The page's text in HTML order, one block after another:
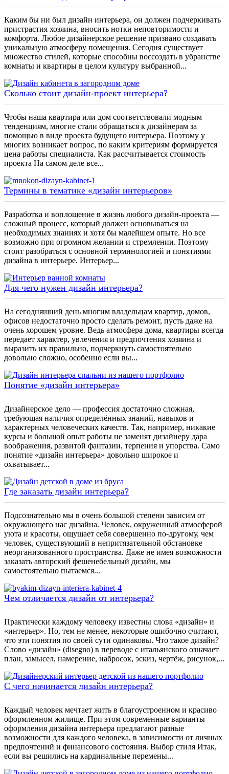
Каким бы ни был дизайн интерьера, он должен подчеркивать
пристрастия хозяина, вносить нотки неповторимости и
комфорта. Любое дизайнерское решение призвано создавать
уникальную атмосферу помещения. Сегодня существует
множество стилей, которые способны воссоздать в убранстве
комнаты и квартиры в целом культуру выбранной...
Сколько стоит дизайн-проект интерьера?
Чтобы наша квартира или дом соответствовали модным
тенденциям, многие стали обращаться к дизайнерам за
помощью в виде проекта будущего интерьера. Поэтому у
многих возникает вопрос, по каким критериям формируется
цена работы специалиста. Как рассчитывается стоимость
проекта На самом деле все...
Термины в тематике «дизайн интерьеров»
Разработка и воплощение в жизнь любого дизайн-проекта —
сложный процесс, который должен основываться на
необходимых знаниях и хотя бы малейшем опыте. Но все
возможно при огромном желании и стремлении. Поэтому
стоит разобраться с основной терминологией и понятиями
дизайна в интерьере. Интерьер...
Для чего нужен дизайн интерьера?
На сегодняшний день многим владельцам квартир, домов,
офисов недостаточно просто сделать ремонт, пусть даже на
очень хорошем уровне. Ведь атмосфера дома, квартиры всегда
передает характер, увлечения и предпочтения хозяина и
выразить их правильно, подчеркнуть самостоятельно
довольно сложно, особенно если вы...
Понятие «дизайн интерьера»
Дизайнерское дело — профессия достаточно сложная,
требующая наличия определённых знаний, навыков и
характерных человеческих качеств. Так, например, никакие
курсы и большой опыт работы не заменят дизайнеру дара
воображения, развитой фантазии, терпения и упорства. Само
понятие «дизайн интерьера» довольно широкое и
охватывает...
Где заказать дизайн интерьера?
Подсознательно мы в очень большой степени зависим от
окружающего нас дизайна. Человек, окруженный атмосферой
уюта и красоты, ощущает себя совершенно по-другому, чем
человек, существующий в непритязательной обстановке
неорганизованного пространства. Даже не имея возможности
заказать авторский фешенебельный дизайн, мы
самостоятельно пытаемся...
Чем отличается дизайн от интерьера?
Практически каждому человеку известны слова «дизайн» и
«интерьер». Но, тем не менее, некоторые ошибочно считают,
что эти понятия по своей сути одинаковы. Что такое дизайн?
Слово «дизайн» (disegno) в переводе с итальянского означает
план, замысел, намерение, набросок, эскиз, чертёж, рисунок,...
С чего начинается дизайн интерьера?
Каждый человек мечтает жить в благоустроенном и красиво
оформленном жилище. При этом современные варианты
оформления дизайна интерьера предлагают разные
возможности для каждого человека, в зависимости от личных
предпочтений и финансового состояния. Выбор стиля Итак,
если вы решились на кардинальные перемены...